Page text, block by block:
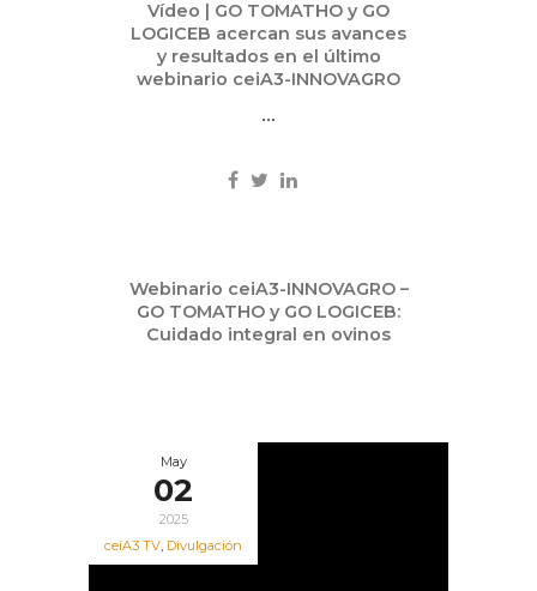
Vídeo | GO TOMATHO y GO
LOGICEB acercan sus avances
y resultados en el último
webinario ceiA3-INNOVAGRO
...
07
Webinario ceiA3-INNOVAGRO –
GO TOMATHO y GO LOGICEB:
Cuidado integral en ovinos
May
02
2025
ceiA3 TV, Divulgación